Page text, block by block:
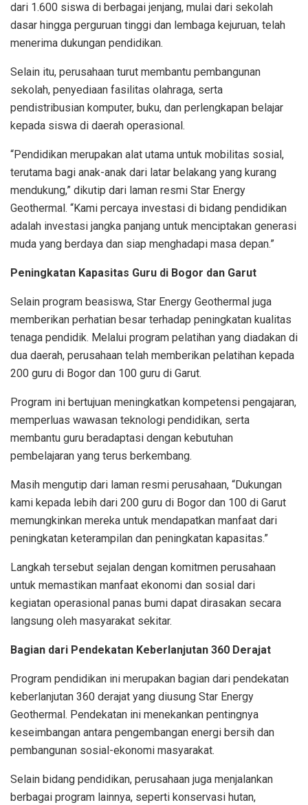
dari 1.600 siswa di berbagai jenjang, mulai dari sekolah
dasar hingga perguruan tinggi dan lembaga kejuruan, telah
menerima dukungan pendidikan.
Selain itu, perusahaan turut membantu pembangunan
sekolah, penyediaan fasilitas olahraga, serta
pendistribusian komputer, buku, dan perlengkapan belajar
kepada siswa di daerah operasional.
“Pendidikan merupakan alat utama untuk mobilitas sosial,
terutama bagi anak-anak dari latar belakang yang kurang
mendukung,” dikutip dari laman resmi Star Energy
Geothermal. “Kami percaya investasi di bidang pendidikan
adalah investasi jangka panjang untuk menciptakan generasi
muda yang berdaya dan siap menghadapi masa depan.”
Peningkatan Kapasitas Guru di Bogor dan Garut
Selain program beasiswa, Star Energy Geothermal juga
memberikan perhatian besar terhadap peningkatan kualitas
tenaga pendidik. Melalui program pelatihan yang diadakan di
dua daerah, perusahaan telah memberikan pelatihan kepada
200 guru di Bogor dan 100 guru di Garut.
Program ini bertujuan meningkatkan kompetensi pengajaran,
memperluas wawasan teknologi pendidikan, serta
membantu guru beradaptasi dengan kebutuhan
pembelajaran yang terus berkembang.
Masih mengutip dari laman resmi perusahaan, “Dukungan
kami kepada lebih dari 200 guru di Bogor dan 100 di Garut
memungkinkan mereka untuk mendapatkan manfaat dari
peningkatan keterampilan dan peningkatan kapasitas.”
Langkah tersebut sejalan dengan komitmen perusahaan
untuk memastikan manfaat ekonomi dan sosial dari
kegiatan operasional panas bumi dapat dirasakan secara
langsung oleh masyarakat sekitar.
Bagian dari Pendekatan Keberlanjutan 360 Derajat
Program pendidikan ini merupakan bagian dari pendekatan
keberlanjutan 360 derajat yang diusung Star Energy
Geothermal. Pendekatan ini menekankan pentingnya
keseimbangan antara pengembangan energi bersih dan
pembangunan sosial-ekonomi masyarakat.
Selain bidang pendidikan, perusahaan juga menjalankan
berbagai program lainnya, seperti konservasi hutan,